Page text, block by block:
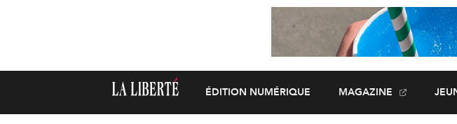
ÉDITION NUMÉRIQUE MAGAZINE